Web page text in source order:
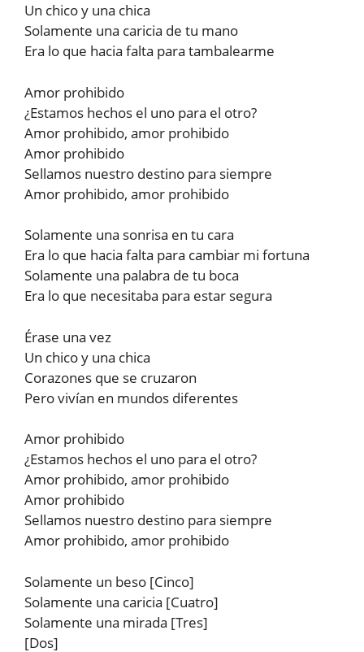
Un chico y una chica
Solamente una caricia de tu mano
Era lo que hacia falta para tambalearme
Amor prohibido
¿Estamos hechos el uno para el otro?
Amor prohibido, amor prohibido
Amor prohibido
Sellamos nuestro destino para siempre
Amor prohibido, amor prohibido
Solamente una sonrisa en tu cara
Era lo que hacia falta para cambiar mi fortuna
Solamente una palabra de tu boca
Era lo que necesitaba para estar segura
Érase una vez
Un chico y una chica
Corazones que se cruzaron
Pero vivían en mundos diferentes
Amor prohibido
¿Estamos hechos el uno para el otro?
Amor prohibido, amor prohibido
Amor prohibido
Sellamos nuestro destino para siempre
Amor prohibido, amor prohibido
Solamente un beso [Cinco]
Solamente una caricia [Cuatro]
Solamente una mirada [Tres]
[Dos]